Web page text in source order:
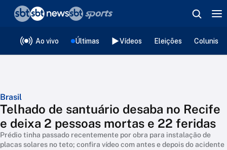
Ao vivo Últimas Vídeos Eleições
Brasil
Telhado de santuário desaba no Recife
e deixa 2 pessoas mortas e 22 feridas
Prédio tinha passado recentemente por obra para instalação de
placas solares no teto; confira vídeo com antes e depois do acidente
❮voltar
Editorias